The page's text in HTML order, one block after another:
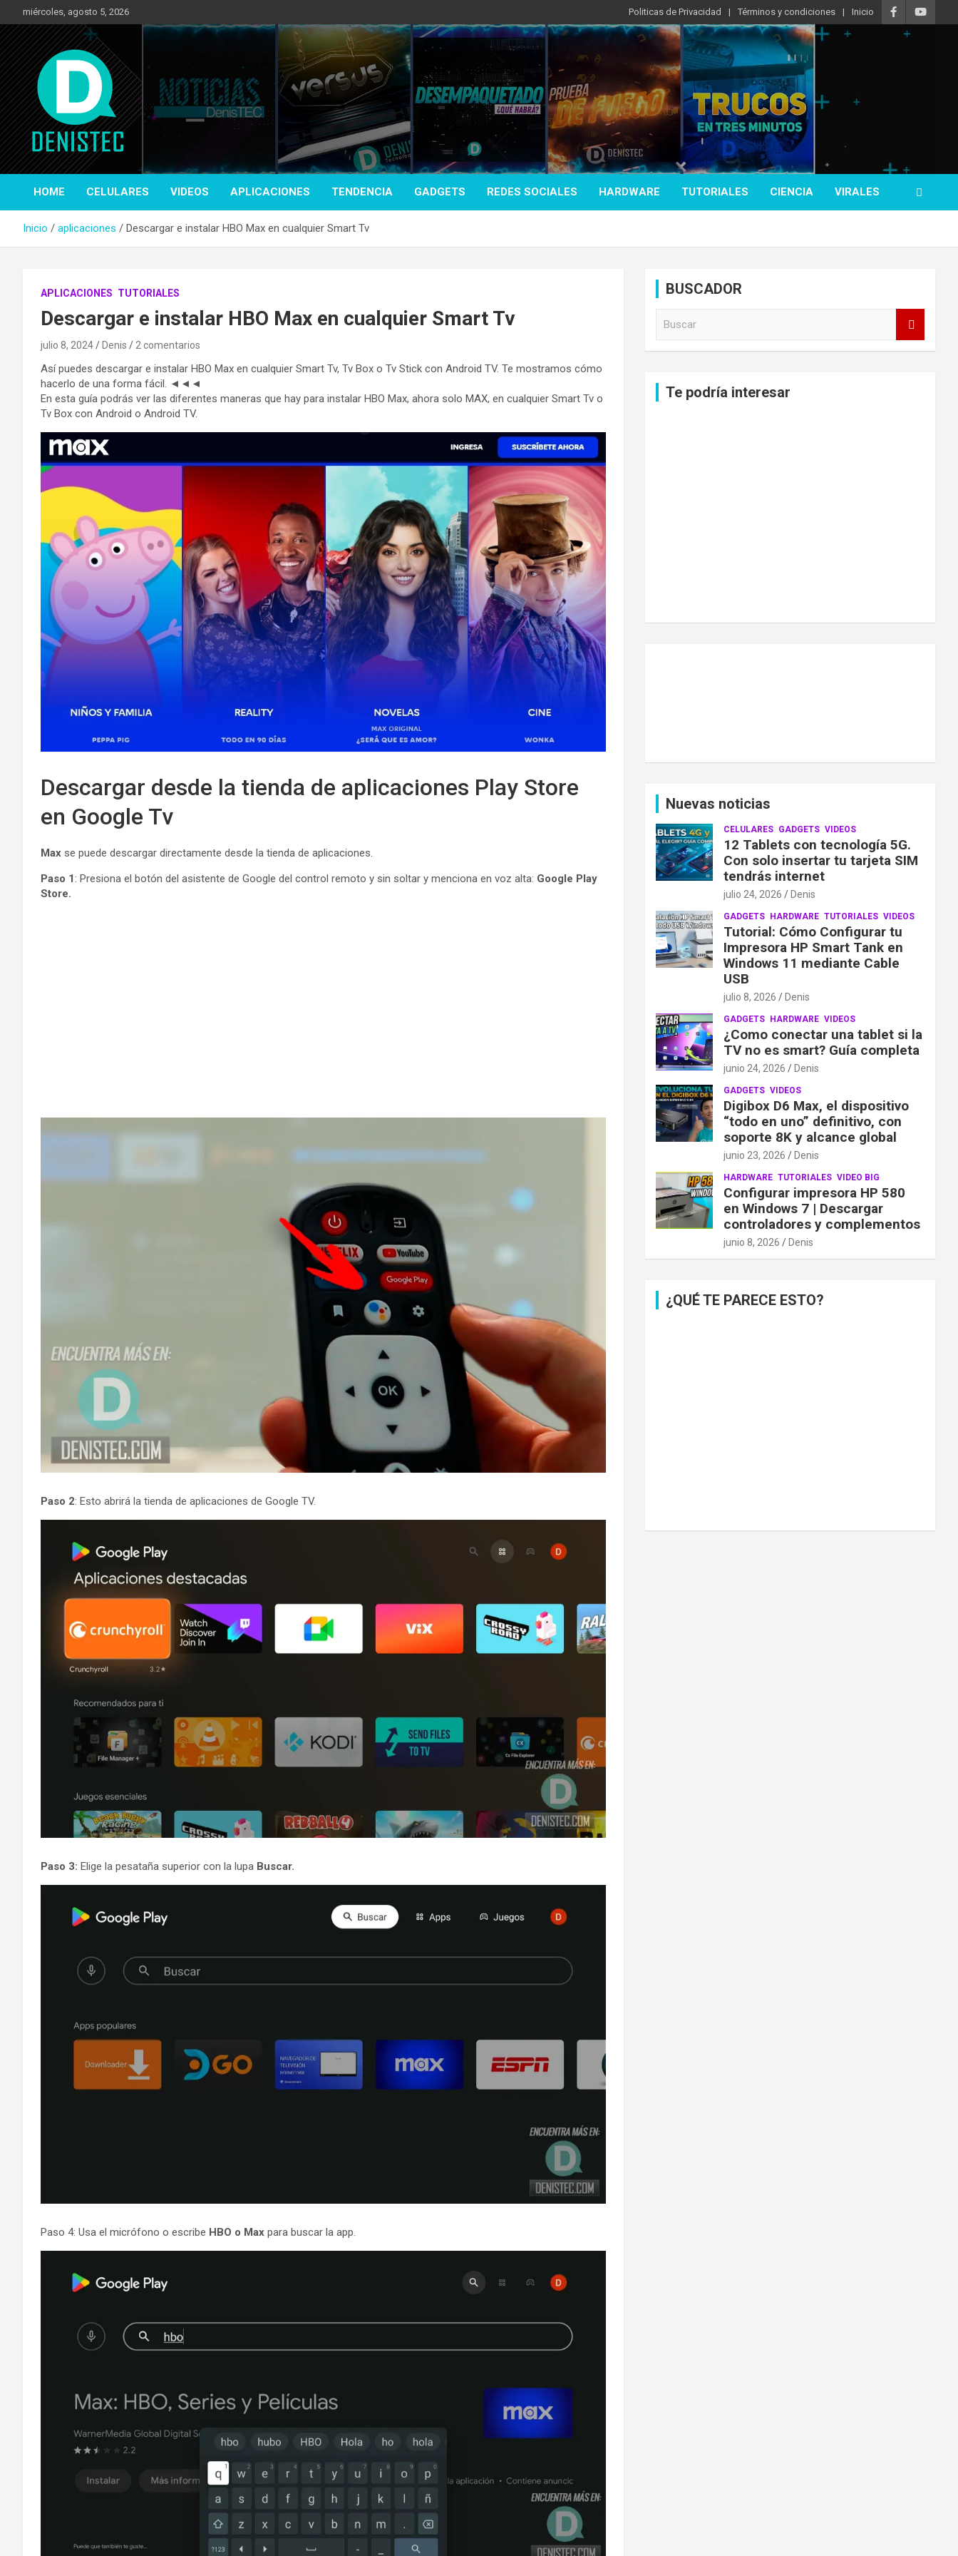
al
contenido
miércoles, agosto 5, 2026 Politicas de Privacidad Términos y condiciones Inicio
DenisTec
Tecnología y más!
HOME CELULARES VIDEOS APLICACIONES TENDENCIA GADGETS REDES SOCIALES HARDWARE TUTORIALES CIENCIA VIRALES
Inicio aplicaciones Descargar e instalar HBO Max en cualquier Smart Tv
APLICACIONES TUTORIALES
Descargar e instalar HBO Max en cualquier Smart Tv
julio 8, 2024 Denis 2 comentarios
Así puedes descargar e instalar HBO Max en cualquier Smart Tv, Tv Box o Tv Stick con Android TV. Te mostramos cómo
hacerlo de una forma fácil. ◄◄◄
En esta guía podrás ver las diferentes maneras que hay para instalar HBO Max, ahora solo MAX, en cualquier Smart Tv o
Tv Box con Android o Android TV.
Descargar desde la tienda de aplicaciones Play Store
en Google Tv
Max se puede descargar directamente desde la tienda de aplicaciones.
Paso 1: Presiona el botón del asistente de Google del control remoto y sin soltar y menciona en voz alta: Google Play
Store.
Paso 2: Esto abrirá la tienda de aplicaciones de Google TV.
Paso 3: Elige la pesataña superior con la lupa Buscar.
Paso 4: Usa el micrófono o escribe HBO o Max para buscar la app.
BUSCADOR
Te podría interesar
Nuevas noticias
CELULARES GADGETS VIDEOS
12 Tablets con tecnología 5G.
Con solo insertar tu tarjeta SIM
tendrás internet
julio 24, 2026 Denis
GADGETS HARDWARE TUTORIALES VIDEOS
Tutorial: Cómo Configurar tu
Impresora HP Smart Tank en
Windows 11 mediante Cable
USB
julio 8, 2026 Denis
GADGETS HARDWARE VIDEOS
¿Como conectar una tablet si la
TV no es smart? Guía completa
junio 24, 2026 Denis
GADGETS VIDEOS
Digibox D6 Max, el dispositivo
“todo en uno” definitivo, con
soporte 8K y alcance global
junio 23, 2026 Denis
HARDWARE TUTORIALES VIDEO BIG
Configurar impresora HP 580
en Windows 7 | Descargar
controladores y complementos
junio 8, 2026 Denis
¿QUÉ TE PARECE ESTO?